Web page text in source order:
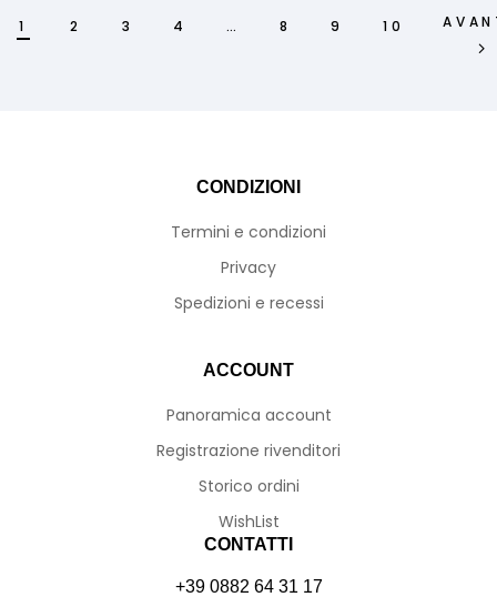
1 2 3 4 … 8 9 10
CONDIZIONI
Termini e condizioni
Privacy
Spedizioni e recessi
ACCOUNT
Panoramica account
Registrazione rivenditori
Storico ordini
WishList
CONTATTI
+39 0882 64 31 17